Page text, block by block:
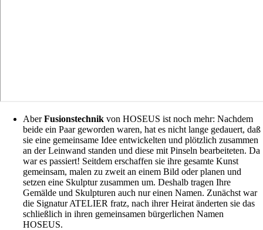
AberFusionstechnik von HOSEUS ist noch mehr: Nachdem
beide ein Paar geworden waren, hat es nicht lange gedauert, daß
sie eine gemeinsame Idee entwickelten und plötzlich zusammen
an der Leinwand standen und diese mit Pinseln bearbeiteten. Da
war es passiert! Seitdem erschaffen sie ihre gesamte Kunst
gemeinsam, malen zu zweit an einem Bild oder planen und
setzen eine Skulptur zusammen um. Deshalb tragen Ihre
Gemälde und Skulpturen auch nur einen Namen. Zunächst war
die Signatur ATELIER fratz, nach ihrer Heirat änderten sie das
schließlich in ihren gemeinsamen bürgerlichen Namen
HOSEUS.